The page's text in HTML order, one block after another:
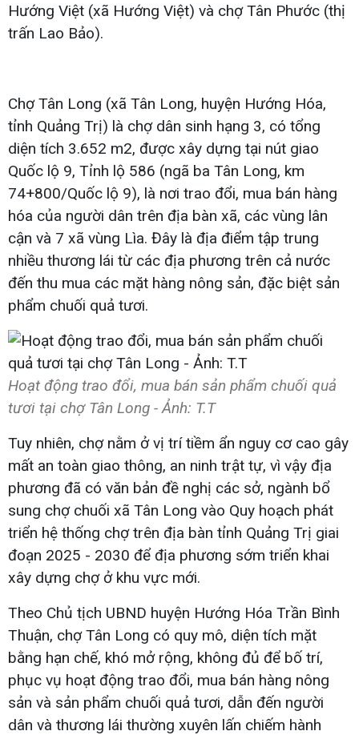
Hướng Việt (xã Hướng Việt) và chợ Tân Phước (thị
trấn Lao Bảo).
Chợ Tân Long (xã Tân Long, huyện Hướng Hóa,
tỉnh Quảng Trị) là chợ dân sinh hạng 3, có tổng
diện tích 3.652 m2, được xây dựng tại nút giao
Quốc lộ 9, Tỉnh lộ 586 (ngã ba Tân Long, km
74+800/Quốc lộ 9), là nơi trao đổi, mua bán hàng
hóa của người dân trên địa bàn xã, các vùng lân
cận và 7 xã vùng Lìa. Đây là địa điểm tập trung
nhiều thương lái từ các địa phương trên cả nước
đến thu mua các mặt hàng nông sản, đặc biệt sản
phẩm chuối quả tươi.
Hoạt động trao đổi, mua bán sản phẩm chuối quả
tươi tại chợ Tân Long - Ảnh: T.T
Tuy nhiên, chợ nằm ở vị trí tiềm ẩn nguy cơ cao gây
mất an toàn giao thông, an ninh trật tự, vì vậy địa
phương đã có văn bản đề nghị các sở, ngành bổ
sung chợ chuối xã Tân Long vào Quy hoạch phát
triển hệ thống chợ trên địa bàn tỉnh Quảng Trị giai
đoạn 2025 - 2030 để địa phương sớm triển khai
xây dựng chợ ở khu vực mới.
Theo Chủ tịch UBND huyện Hướng Hóa Trần Bình
Thuận, chợ Tân Long có quy mô, diện tích mặt
bằng hạn chế, khó mở rộng, không đủ để bố trí,
phục vụ hoạt động trao đổi, mua bán hàng nông
sản và sản phẩm chuối quả tươi, dẫn đến người
dân và thương lái thường xuyên lấn chiếm hành